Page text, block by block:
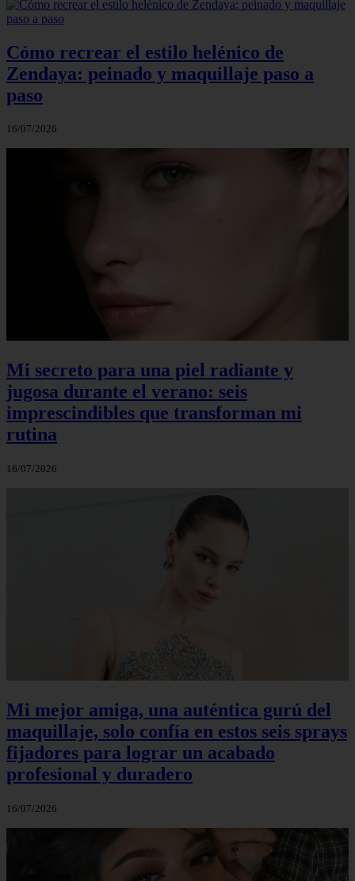
Cómo recrear el estilo helénico de
Zendaya: peinado y maquillaje paso a
paso
16/07/2026
Mi secreto para una piel radiante y
jugosa durante el verano: seis
imprescindibles que transforman mi
rutina
16/07/2026
Mi mejor amiga, una auténtica gurú del
maquillaje, solo confía en estos seis sprays
fijadores para lograr un acabado
profesional y duradero
16/07/2026